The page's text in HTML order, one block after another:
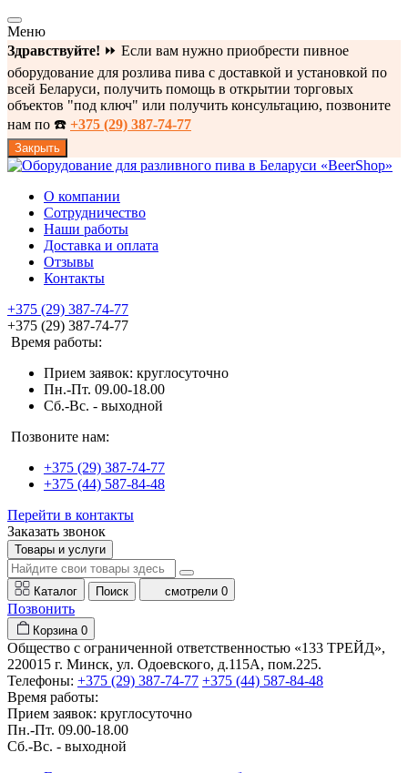
Меню
Здравствуйте! ⏩ Если вам нужно приобрести пивное
оборудование для розлива пива с доставкой и установкой по
всей Беларуси, получить помощь в открытии торговых
объектов "под ключ" или получить консультацию, позвоните
нам по ☎️ +375 (29) 387-74-77
Закрыть
О компании
Сотрудничество
Наши работы
Доставка и оплата
Отзывы
Контакты
+375 (29) 387-74-77
+375 (29) 387-74-77
Время работы:
Прием заявок: круглосуточно
Пн.-Пт. 09.00-18.00
Cб.-Вс. - выходной
Позвоните нам:
+375 (29) 387-74-77
+375 (44) 587-84-48
Перейти в контакты
Заказать звонок
Товары и услуги
Каталог Поиск смотрели 0
Позвонить
Корзина 0
Общество с ограниченной ответственностью «133 ТРЕЙД»,
220015 г. Минск, ул. Одоевского, д.115А, пом.225.
Телефоны: +375 (29) 387-74-77 +375 (44) 587-84-48
Время работы:
Прием заявок: круглосуточно
Пн.-Пт. 09.00-18.00
Cб.-Вс. - выходной